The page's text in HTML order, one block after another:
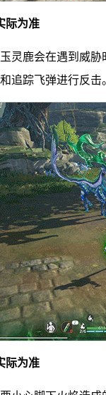
际为准
灵鹿会在遇到威胁
追踪飞弹进行反击
际为准